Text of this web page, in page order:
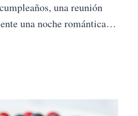
una reunión
una noche romántica…